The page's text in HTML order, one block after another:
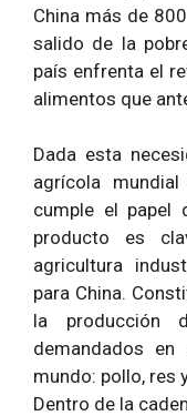
China más de
salido de la
país enfrenta el
alimentos que
Dada esta
agrícola
cumple el papel
producto es
agricultura
para China.
la producción
demandados
mundo: pollo, res
Dentro de la